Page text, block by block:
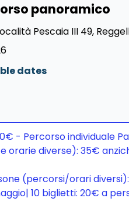
panoramico
Pescaia III 49,
dates
- Percorso individuale
orarie diverse): 35€
(percorsi/orari diversi):
10 biglietti: 20€ a